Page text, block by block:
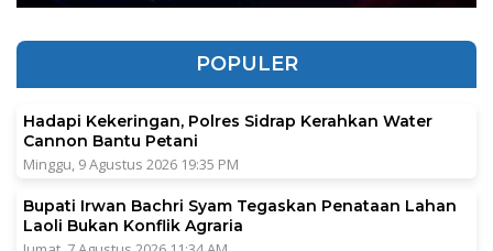
POPULER
Hadapi Kekeringan, Polres Sidrap Kerahkan Water
Cannon Bantu Petani
Minggu, 9 Agustus 2026 19:35 PM
Bupati Irwan Bachri Syam Tegaskan Penataan Lahan
Laoli Bukan Konflik Agraria